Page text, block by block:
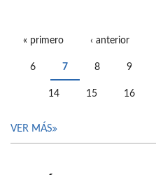
« primero ‹ anterior
6 7 8 9
14 15 16
VER MÁS